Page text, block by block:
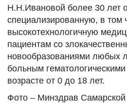
Н.Н.Ивановой более 30 лет
специализированную, в том
высокотехнологичную
пациентам со
новообразованиями любых
больным
возрасте от 0 до 18 лет.
Фото – Минздрав Самарской